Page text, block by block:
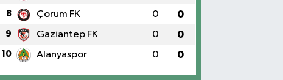
8 Çorum FK 0 0
9 Gaziantep FK 0 0
10 Alanyaspor 0 0